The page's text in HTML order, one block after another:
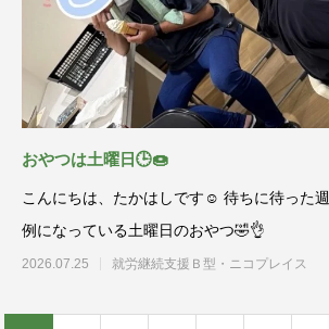
おやつは土曜日🕒🍩
こんにちは、たかはしです☺️ 待ちに待った
例になっている土曜日のおやつ🤣👌
2026.07.25 就労継続支援Ｂ型・ニコプ